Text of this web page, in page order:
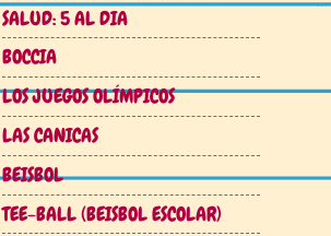
SALUD: 5 AL DIA
BOCCIA
LOS JUEGOS OLÍMPICOS
LAS CANICAS
BEISBOL
TEE-BALL (BEISBOL ESCOLAR)